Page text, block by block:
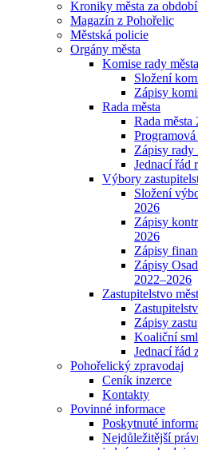
Kroniky města za
Magazín z Pohořelic
Městská policie
Orgány města
Komise rady města
Složení
Zápisy
Rada města
Rada města
Zápisy rady
Jednací řád
Výbory
Složení
2026
Zápisy
2026
Zápisy
Zápisy
2022–2026
Zastupitelstvo
Zápisy
Koaliční
Jednací řád
Pohořelický zpravodaj
Ceník inzerce
Kontakty
Povinné informace
Poskytnuté
Nejdůležitější